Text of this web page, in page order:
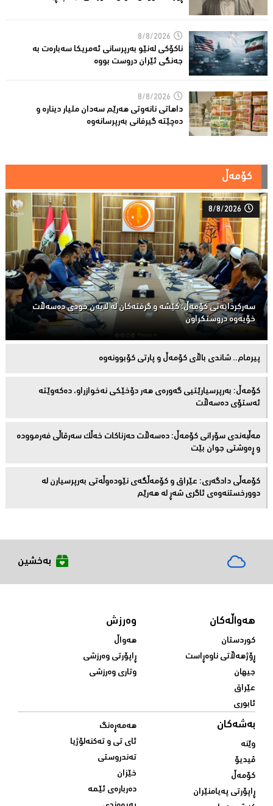
8/8/2026
ناكۆكی لەنێو بەرپرسانى ئەمریكا سەبارەت بە
جەنگی ئێران دروست بووە
8/8/2026
داهاتی نانەوتی هەرێم سەدان ملیار دینارە و
دەچێتە گیرفانی بەرپرسانەوە
کۆمەڵ
8/8/2026
سەركردایەتی كۆمەڵ: كێشە و گرفتەكان لە لایەن خودی دەسەڵات
خۆیەوە دروستكراون
پیرمام.. شاندی باڵای كۆمه‌ڵ و پارتی كۆبوونه‌وه‌
كۆمەڵ: بەرپرسیارێتیی گەورەی هەر دۆخێکی نەخوازراو، دەكەوێتە
ئەستۆی دەسەڵات
مەڵبەندى سۆرانى کۆمەڵ: دەسەڵات حەزناکات خەڵک سەرقاڵى فەرموودە
و ڕەوشتى جوان بێت
کۆمەڵى دادگەرى: عێراق و كۆمەڵگەی نێودەوڵەتی بەرپرسیارن لە
دوورخستنەوەى ئاگری شەڕ لە هەرێم
بەخشین
هەواڵەکان
کوردستان
ڕۆژهەڵاتی ناوەڕاست
جیهان
عێراق
ئابوری
وەرزش
هەواڵ
ڕاپۆرتی وەرزشی
وتاری وەرزشی
بەشەکان
وێنە
ڤیدیۆ
کۆمەڵ
ڕاپۆرتی پەیامنێران
هەمەڕەنگ
ئای تی و تەکنەلۆژیا
تەندروستی
خێزان
دەربارەی ئێمە